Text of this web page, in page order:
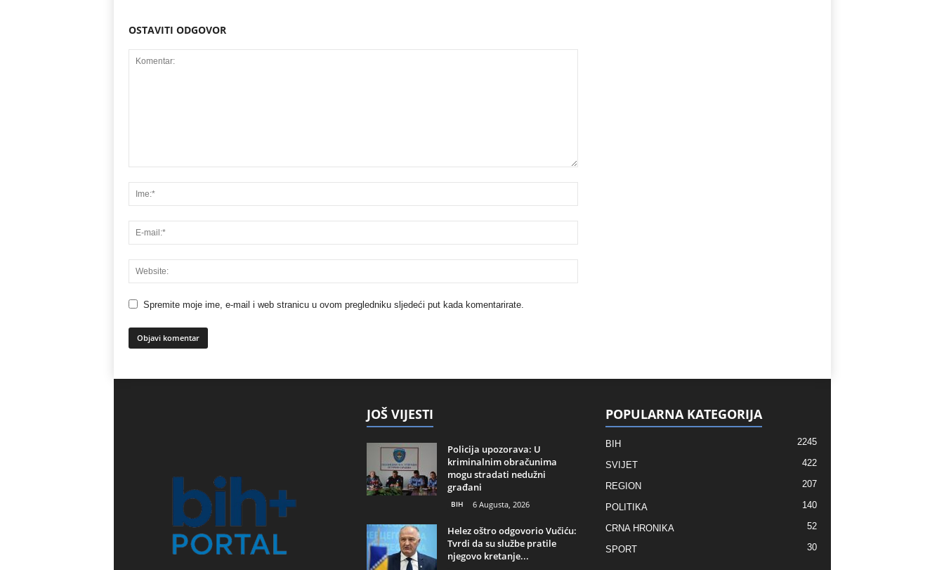
OSTAVITI ODGOVOR
Spremite moje ime, e-mail i web stranicu u ovom pregledniku sljedeći put kada komentarirate.
JOŠ VIJESTI
Policija upozorava: U
kriminalnim obračunima
mogu stradati nedužni
građani
BIH 6 Augusta, 2026
Helez oštro odgovorio Vučiću:
Tvrdi da su službe pratile
njegovo kretanje...
POPULARNA KATEGORIJA
BIH 2245
SVIJET 422
REGION 207
POLITIKA 140
CRNA HRONIKA 52
SPORT 30